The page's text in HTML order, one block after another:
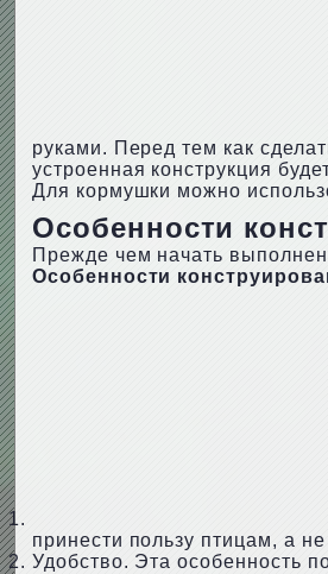
руками. Перед тем как
устроенная конструкция
Для кормушки можно
Особенности
Прежде чем начать
Особенности
принести пользу птицам, а
Удобство. Эта особенность